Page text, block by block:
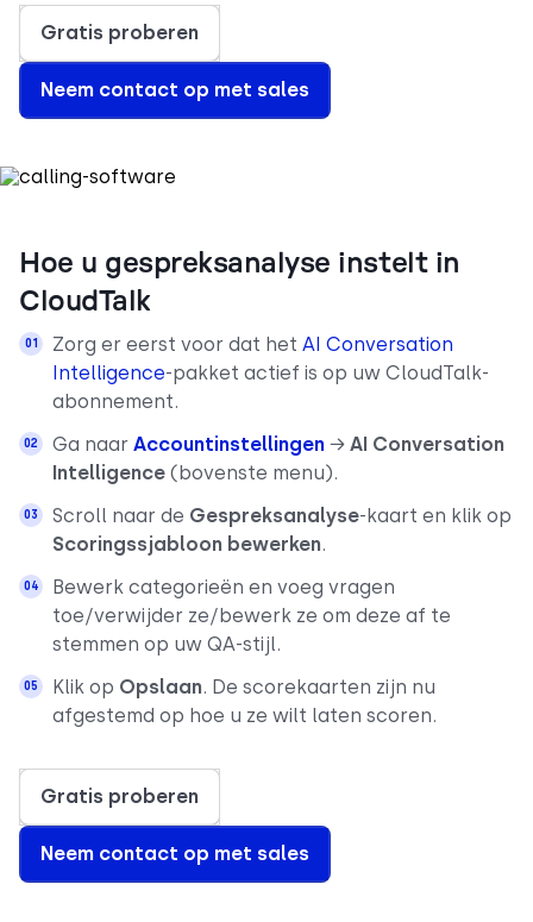
Gratis proberen
Neem contact op met sales
Hoe u gespreksanalyse instelt in
CloudTalk
Zorg er eerst voor dat het AI Conversation
Intelligence-pakket actief is op uw CloudTalk-
abonnement.
Ga naar Accountinstellingen → AI Conversation
Intelligence (bovenste menu).
Scroll naar de Gespreksanalyse-kaart en klik op
Scoringssjabloon bewerken.
Bewerk categorieën en voeg vragen
toe/verwijder ze/bewerk ze om deze af te
stemmen op uw QA-stijl.
Klik op Opslaan. De scorekaarten zijn nu
afgestemd op hoe u ze wilt laten scoren.
Gratis proberen
Neem contact op met sales